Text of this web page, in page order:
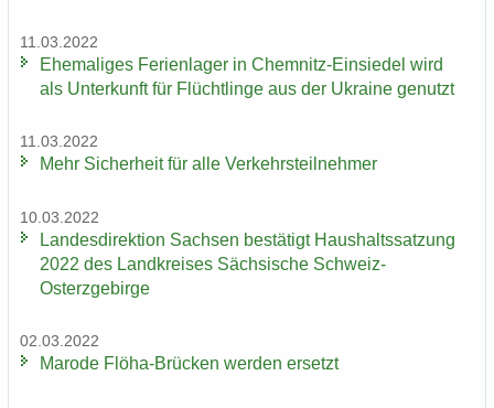
11.03.2022
Ehe­ma­li­ges Fe­ri­en­la­ger in Chemnitz-​Einsiedel wird
als Un­ter­kunft für Flücht­lin­ge aus der Ukrai­ne ge­nutzt
11.03.2022
Mehr Si­cher­heit für alle Ver­kehrs­teil­neh­mer
10.03.2022
Lan­des­di­rek­ti­on Sach­sen be­stä­tigt Haus­halts­sat­zung
2022 des Land­krei­ses Säch­si­sche Schweiz-​
Osterzgebirge
02.03.2022
Ma­ro­de Flöha-​Brücken wer­den er­setzt